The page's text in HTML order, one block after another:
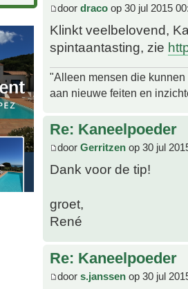
door draco op 30 jul 2015
Klinkt veelbelovend,
spintaantasting, zie
"Alleen mensen die
aan nieuwe feiten en
Re: Kaneelpoeder
door Gerritzen op 30 jul
Dank voor de tip!
groet,
René
Re: Kaneelpoeder
door s.janssen op 30 jul